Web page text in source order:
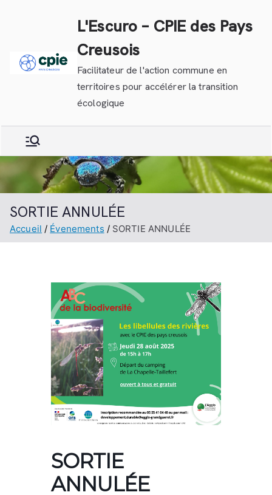
L'Escuro – CPIE des Pays
Creusois
Facilitateur de l'action commune en
territoires pour accélérer la transition
écologique
SORTIE ANNULÉE
Accueil Évenements SORTIE ANNULÉE
SORTIE
ANNULÉE